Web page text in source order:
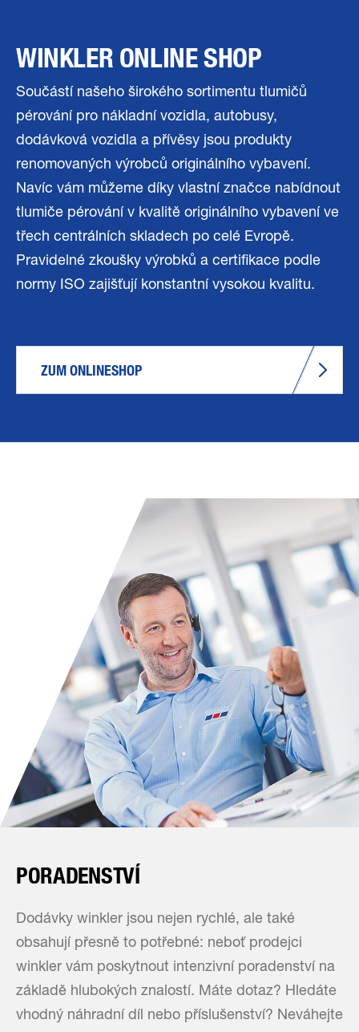
WINKLER ONLINE SHOP
Součástí našeho širokého sortimentu tlumičů
pérování pro nákladní vozidla, autobusy,
dodávková vozidla a přívěsy jsou produkty
renomovaných výrobců originálního vybavení.
Navíc vám můžeme díky vlastní značce nabídnout
tlumiče pérování v kvalitě originálního vybavení ve
třech centrálních skladech po celé Evropě.
Pravidelné zkoušky výrobků a certifikace podle
normy ISO zajišťují konstantní vysokou kvalitu.
ZUM ONLINESHOP
PORADENSTVÍ
Dodávky winkler jsou nejen rychlé, ale také
obsahují přesně to potřebné: neboť prodejci
winkler vám poskytnout intenzivní poradenství na
základě hlubokých znalostí. Máte dotaz? Hledáte
vhodný náhradní díl nebo příslušenství? Neváhejte